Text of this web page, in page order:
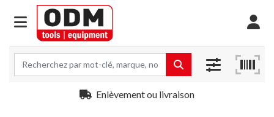
Enlèvement ou livraison